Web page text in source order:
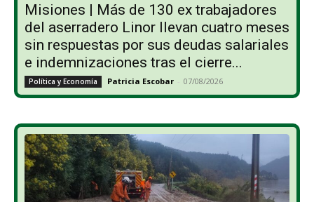
Misiones | Más de 130 ex trabajadores
del aserradero Linor llevan cuatro meses
sin respuestas por sus deudas salariales
e indemnizaciones tras el cierre...
Política y Economía Patricia Escobar - 07/08/2026